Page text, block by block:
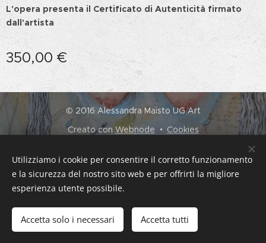
L'opera presenta il Certificato di Autenticità firmato
dall'artista
350,00 €
Aggiungi al carrello
© 2016 Alessandra Maisto UG Art
Creato con Webnode Cookies
Lingue
Italiano
English
Utilizziamo i cookie per consentire il corretto funzionamento
e la sicurezza del nostro sito web e per offrirti la migliore
esperienza utente possibile.
Accetta solo i necessari Accetta tutti